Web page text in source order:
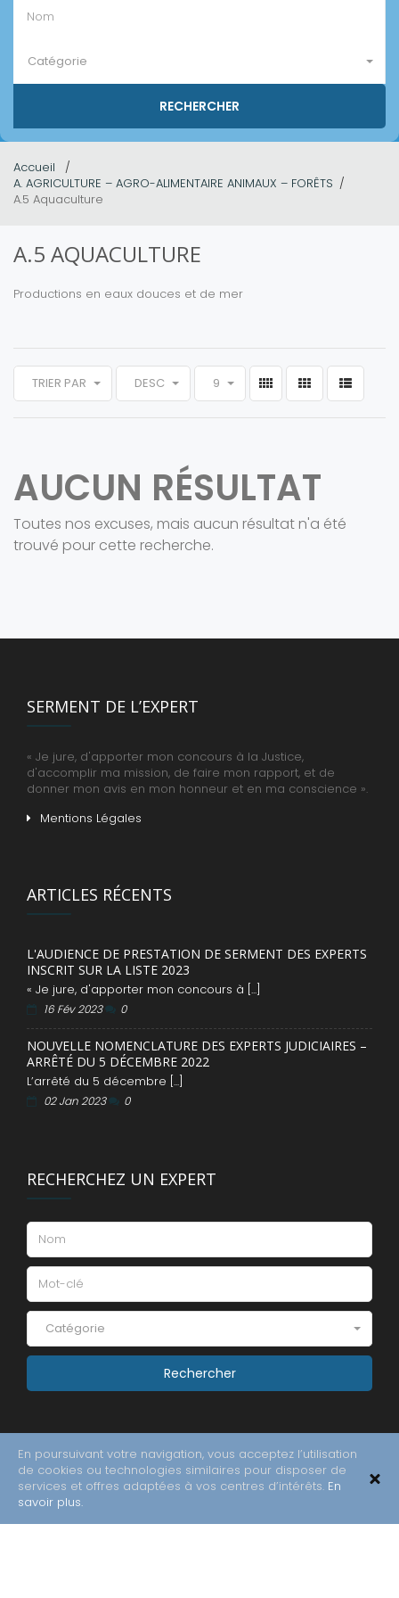
Catégorie
Accueil
A. AGRICULTURE – AGRO-ALIMENTAIRE ANIMAUX – FORÊTS
A.5 Aquaculture
A.5 AQUACULTURE
Productions en eaux douces et de mer
TRIER PAR DESC 9
AUCUN RÉSULTAT
Toutes nos excuses, mais aucun résultat n'a été
trouvé pour cette recherche.
SERMENT DE L’EXPERT
« Je jure, d'apporter mon concours à la Justice,
d'accomplir ma mission, de faire mon rapport, et de
donner mon avis en mon honneur et en ma conscience ».
Mentions Légales
ARTICLES RÉCENTS
L'AUDIENCE DE PRESTATION DE SERMENT DES EXPERTS
INSCRIT SUR LA LISTE 2023
« Je jure, d'apporter mon concours à [...]
16 Fév 2023 0
NOUVELLE NOMENCLATURE DES EXPERTS JUDICIAIRES –
ARRÊTÉ DU 5 DÉCEMBRE 2022
L’arrêté du 5 décembre [...]
02 Jan 2023 0
RECHERCHEZ UN EXPERT
Catégorie
En poursuivant votre navigation, vous acceptez l’utilisation
de cookies ou technologies similaires pour disposer de
services et offres adaptées à vos centres d’intérêts. En
savoir plus.